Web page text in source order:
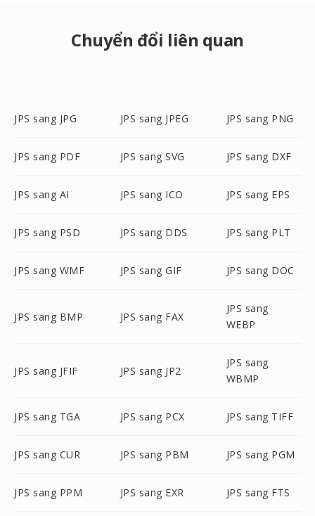
Chuyển đổi liên quan
JPS sang JPG JPS sang JPEG JPS sang PNG
JPS sang PDF JPS sang SVG JPS sang DXF
JPS sang AI JPS sang ICO JPS sang EPS
JPS sang PSD JPS sang DDS JPS sang PLT
JPS sang WMF JPS sang GIF JPS sang DOC
JPS sang BMP JPS sang FAX
JPS sang
WEBP
JPS sang JFIF JPS sang JP2
JPS sang
WBMP
JPS sang TGA JPS sang PCX JPS sang TIFF
JPS sang CUR JPS sang PBM JPS sang PGM
JPS sang PPM JPS sang EXR JPS sang FTS